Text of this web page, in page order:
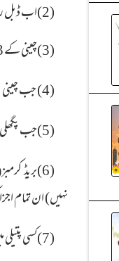
(2)اب ڈبل روٹی کے اس چُورے کو فرائی پین میں ایک سے دو منٹ کیلئے فرائی
(3)چینی کے 3 بڑے چمچ فرائی پین میں ڈال کرپھیلا دیں اور ہلکی آنچ پر رکھ دیں۔
(4) جب چینی پگھل جائے
(5)جب پگھلی ہوئی چینی
(6)بریڈ کرمبز
نہیں)ان تمام
(7)کسی پتیلی میں دودھ ڈالیں اور یہ سارا